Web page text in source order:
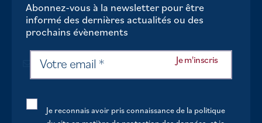
Abonnez-vous à la newsletter pour être
informé des dernières actualités ou des
prochains évènements
Je reconnais avoir pris connaissance de la politique